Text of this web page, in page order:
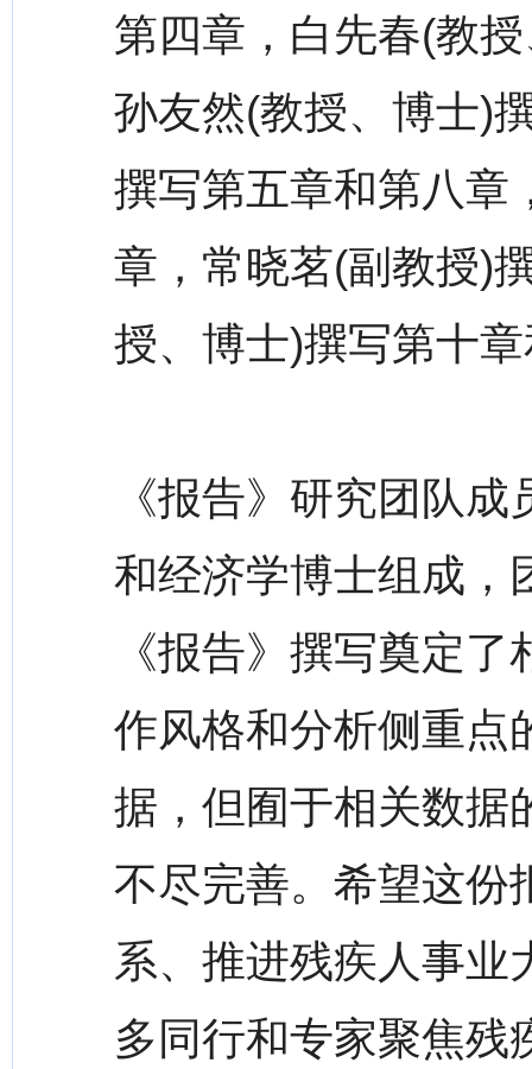
第四章，白先春(教
孙友然(教授、博士)
撰写第五章和第八章
章，常晓茗(副教授)
授、博士)撰写第十
《报告》研究团队
和经济学博士组成，
《报告》撰写奠定
作风格和分析侧重点
据，但囿于相关数据
不尽完善。希望这份
系、推进残疾人事业
多同行和专家聚焦残